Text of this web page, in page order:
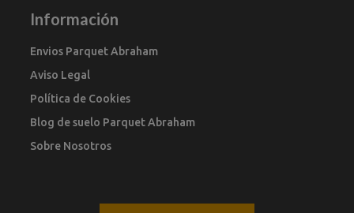
Información
Envios Parquet Abraham
Aviso Legal
Política de Cookies
Blog de suelo Parquet Abraham
Sobre Nosotros